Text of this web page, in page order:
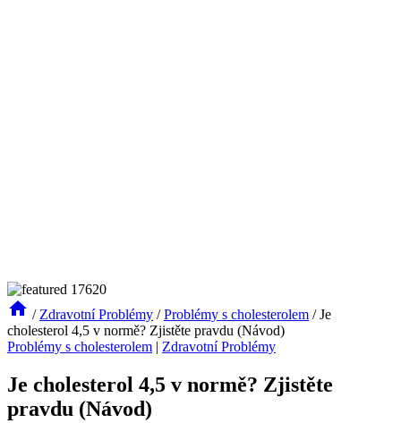
/ Zdravotní Problémy / Problémy s cholesterolem / Je
cholesterol 4,5 v normě? Zjistěte pravdu (Návod)
Problémy s cholesterolem | Zdravotní Problémy
Je cholesterol 4,5 v normě? Zjistěte
pravdu (Návod)